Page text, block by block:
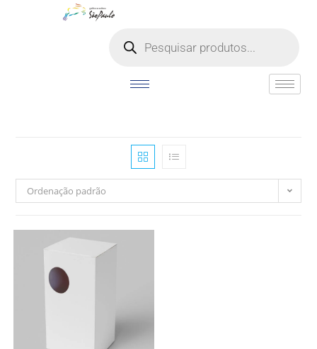
Ordenação padrão